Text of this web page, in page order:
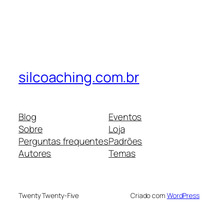
silcoaching.com.br
Blog
Sobre
Perguntas frequentes
Autores
Eventos
Loja
Padrões
Temas
Twenty Twenty-Five Criado com WordPress